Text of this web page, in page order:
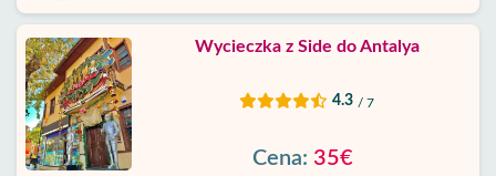
Wycieczka z Side do Antalya
4.3 / 7
Cena: 35€